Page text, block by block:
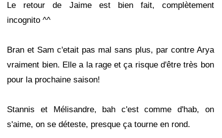
Le retour de Jaime est bien fait, complètement
incognito ^^
Bran et Sam c'etait pas mal sans plus, par contre Arya
vraiment bien. Elle a la rage et ça risque d'être très bon
pour la prochaine saison!
Stannis et Mélisandre, bah c'est comme d'hab, on
s'aime, on se déteste, presque ça tourne en rond.